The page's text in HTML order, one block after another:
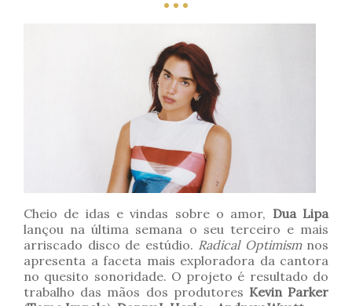
Cheio de idas e vindas sobre o amor, Dua Lipa
lançou na última semana o seu terceiro e mais
arriscado disco de estúdio. Radical Optimismnos
apresenta a faceta mais exploradora da cantora
no quesito sonoridade. O projeto é resultado do
trabalho das mãos dos produtores Kevin Parker